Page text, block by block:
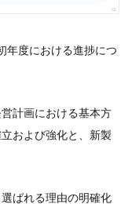
年度における進捗につ
計画における基本方
および強化と、新製
ばれる理由の明確化